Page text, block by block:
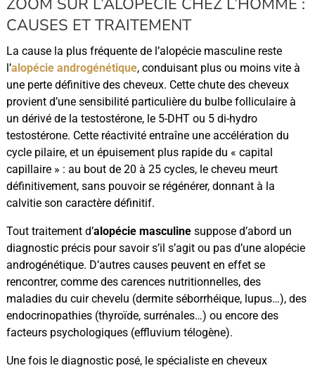
CAUSES ET TRAITEMENT
La cause la plus fréquente de l’alopécie masculine reste
l’alopécie androgénétique, conduisant plus ou moins vite à
une perte définitive des cheveux. Cette chute des cheveux
provient d’une sensibilité particulière du bulbe folliculaire à
un dérivé de la testostérone, le 5-DHT ou 5 di-hydro
testostérone. Cette réactivité entraîne une accélération du
cycle pilaire, et un épuisement plus rapide du « capital
capillaire » : au bout de 20 à 25 cycles, le cheveu meurt
définitivement, sans pouvoir se régénérer, donnant à la
calvitie son caractère définitif.
Tout traitement d’alopécie masculinesuppose d’abord un
diagnostic précis pour savoir s’il s’agit ou pas d’une alopécie
androgénétique. D’autres causes peuvent en effet se
rencontrer, comme des carences nutritionnelles, des
maladies du cuir chevelu (dermite séborrhéique, lupus…), des
endocrinopathies (thyroïde, surrénales…) ou encore des
facteurs psychologiques (effluvium télogène).
Une fois le diagnostic posé, le spécialiste en cheveux